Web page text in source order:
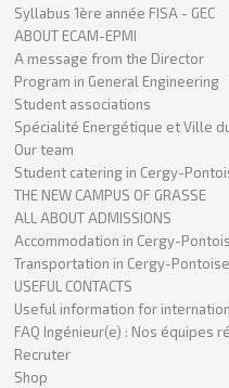
Syllabus 1ère année FISA - GEC
ABOUT ECAM-EPMI
A message from the Director
Program in General Engineering
Student associations
Spécialité Energétique et Ville
Our team
Student catering in Cergy-
THE NEW CAMPUS OF GRASSE
ALL ABOUT ADMISSIONS
Accommodation in Cergy-
Transportation in Cergy-Pontoise
USEFUL CONTACTS
Useful information for
FAQ Ingénieur(e) : Nos équipes
Recruter
Shop